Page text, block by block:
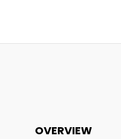
OVERVIEW